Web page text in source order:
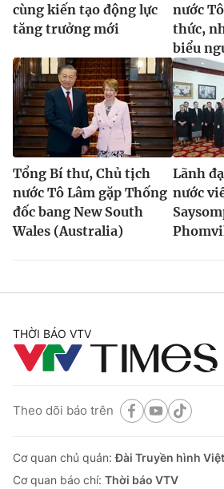
cùng kiến tạo động lực
tăng trưởng mới
nước
thức,
biểu
Tổng Bí thư, Chủ tịch
nước Tô Lâm gặp Thống
đốc bang New South
Wales (Australia)
Lãnh
nước
THỜI BÁO VTV
Theo dõi báo trên
Cơ quan chủ quản:Đài Truyền hình
Cơ quan báo chí: Thời báo VTV